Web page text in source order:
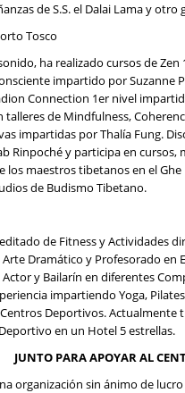
de S.S. el Dalai Lama y otro
Tosco
ha realizado cursos de Zen
impartido por Suzanne
Connection 1er nivel
talleres de Mindfulness,
impartidas por Thalía Fung.
Rinpoché y participa en cursos,
los maestros tibetanos en el Ghe
de Budismo Tibetano.
de Fitness y Actividades
Dramático y Profesorado en
y Bailarín en diferentes
impartiendo Yoga,
Deportivos. Actualmente
en un Hotel 5 estrellas.
JUNTO PARA APOYAR AL
organización sin ánimo de